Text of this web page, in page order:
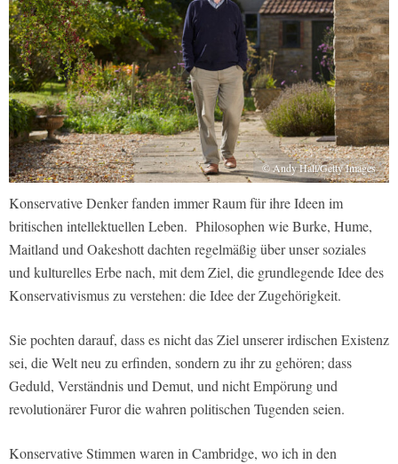
© Andy Hall/Getty Images
Konservative Denker fanden immer Raum für ihre Ideen im
britischen intellektuellen Leben. Philosophen wie Burke, Hume,
Maitland und Oakeshott dachten regelmäßig über unser soziales
und kulturelles Erbe nach, mit dem Ziel, die grundlegende Idee des
Konservativismus zu verstehen: die Idee der Zugehörigkeit.
Sie pochten darauf, dass es nicht das Ziel unserer irdischen Existenz
sei, die Welt neu zu erfinden, sondern zu ihr zu gehören; dass
Geduld, Verständnis und Demut, und nicht Empörung und
revolutionärer Furor die wahren politischen Tugenden seien.
Konservative Stimmen waren in Cambridge, wo ich in den